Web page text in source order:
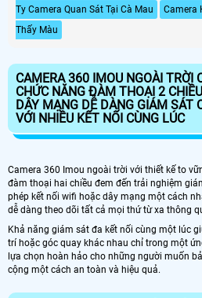
Ty Camera Quan Sát Tại Cà Mau
Camera
Thấy Màu
CAMERA 360 IMOU NGOÀI TRỜI
CHỨC NĂNG ĐÀM THOẠI 2
DÂY MẠNG DỄ DÀNG GIÁM SÁT
VỚI NHIỀU KẾT NỐI CÙNG LÚC
Camera 360 Imou ngoài trời với thiết kế to
đàm thoại hai chiều đem đến trải nghiệm
phép kết nối wifi hoặc dây mạng một cách
dễ dàng theo dõi tất cả mọi thứ từ xa thông
Khả năng giám sát đa kết nối cùng một lúc
trí hoặc góc quay khác nhau chỉ trong một
lựa chọn hoàn hảo cho những người muốn
cộng một cách an toàn và hiệu quả.